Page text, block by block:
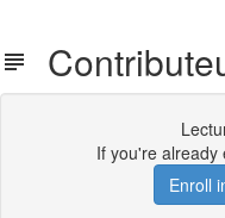
If you're already
Enroll